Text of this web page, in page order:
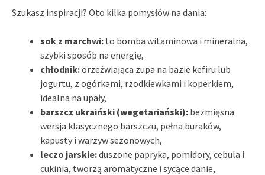
Szukasz inspiracji? Oto kilka pomysłów na dania:
sok z marchwi: to bomba witaminowa i mineralna,
szybki sposób na energię,
chłodnik:orzeźwiająca zupa na bazie kefiru lub
jogurtu, z ogórkami, rzodkiewkami i koperkiem,
idealna na upały,
barszcz ukraiński (wegetariański): bezmięsna
wersja klasycznego barszczu, pełna buraków,
kapusty i warzyw sezonowych,
leczo jarskie:duszone papryka, pomidory, cebula i
cukinia, tworzą aromatyczne i sycące danie,